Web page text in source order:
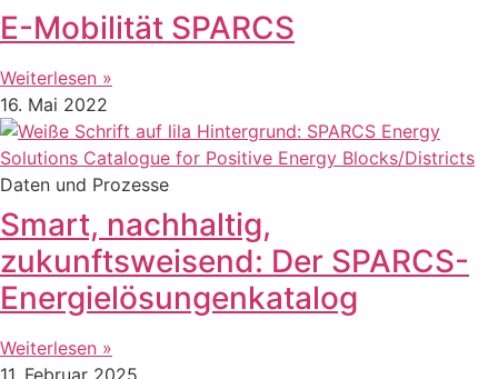
E-Mobilität SPARCS
Weiterlesen »
16. Mai 2022
Daten und Prozesse
Smart, nachhaltig,
zukunftsweisend: Der SPARCS-
Energielösungenkatalog
Weiterlesen »
11. Februar 2025